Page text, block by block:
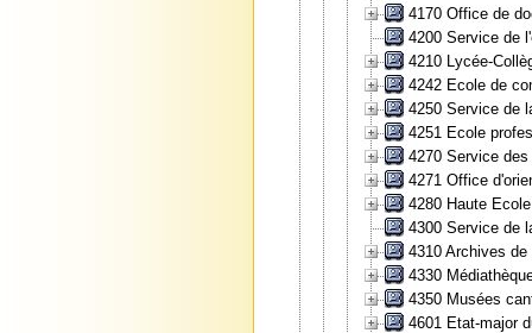
4170 Office de
4200 Service de
4210 Lycée-
4242 Ecole de
4250 Service de
4251 Ecole
4270 Service
4271 Office
4280 Haute
4300 Service de
4310 Archives
4330
4350 Musées
4601 Etat-major